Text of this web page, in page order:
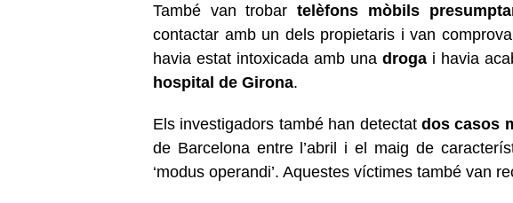
També van trobar telèfons mòbils
contactar amb un dels propietaris i van
havia estat intoxicada amb unadroga i havia
hospital de Girona.
Els investigadors també han detectat dos casos
de Barcelona entre l’abril i el maig de
‘modus operandi’. Aquestes víctimes també van